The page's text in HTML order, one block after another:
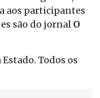
aos participantes
são do jornal O
Todos os